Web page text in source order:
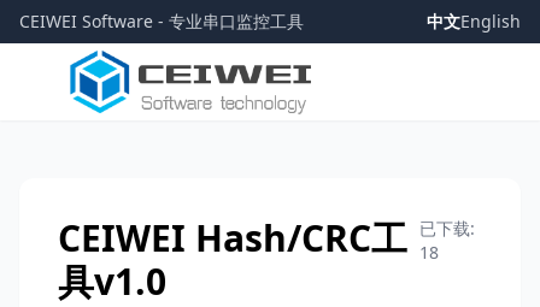
CEIWEI Software - 专业串口监控工具 中文English
CEIWEI Hash/CRC工
具v1.0
已下载:
18